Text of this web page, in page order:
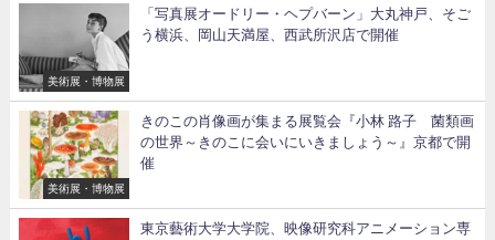
美術展・博物展
「写真展オードリー・ヘプバーン」大丸神戸、そご
う横浜、岡山天満屋、西武所沢店で開催
美術展・博物展
きのこの肖像画が集まる展覧会『小林 路子 菌類画
の世界～きのこに会いにいきましょう～』京都で開
催
東京藝術大学大学院、映像研究科アニメーション専